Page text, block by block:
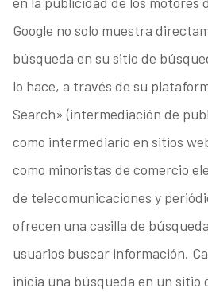
Google no solo muestra
búsqueda en su sitio de
lo hace, a través de su
Search» (intermediación de
como intermediario en sitios
como minoristas de comercio
de telecomunicaciones y
ofrecen una casilla de
usuarios buscar información.
inicia una búsqueda en un sitio